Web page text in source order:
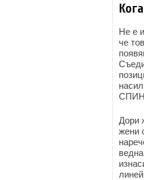
Не е
че
СПИН
Дори
жени